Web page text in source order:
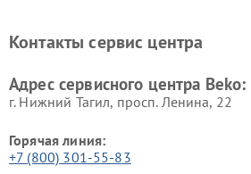
Ремонт холодильников Beko Ремонт
Контакты сервис центра
Адрес сервисного центра Beko:
г. Нижний Тагил, просп. Ленина, 22
Горячая линия:
+7 (800) 301-55-83